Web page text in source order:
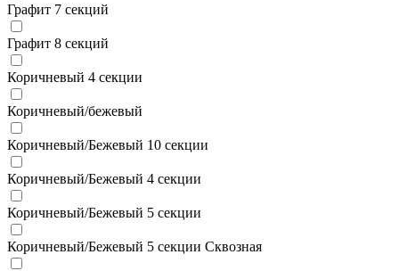
Графит 7 секций
Графит 8 секций
Коричневый 4 секции
Коричневый/бежевый
Коричневый/Бежевый 10 секции
Коричневый/Бежевый 4 секции
Коричневый/Бежевый 5 секции
Коричневый/Бежевый 5 секции Сквозная